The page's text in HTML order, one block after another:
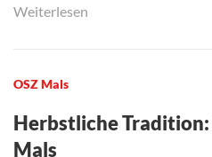
Weiterlesen
OSZ Mals
Herbstliche Tradition:
Mals